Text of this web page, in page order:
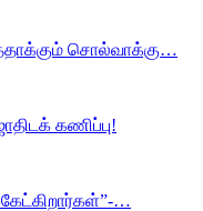
சொல்வாக்கு…
கணிப்பு!
கேட்கிறார்கள்”-…